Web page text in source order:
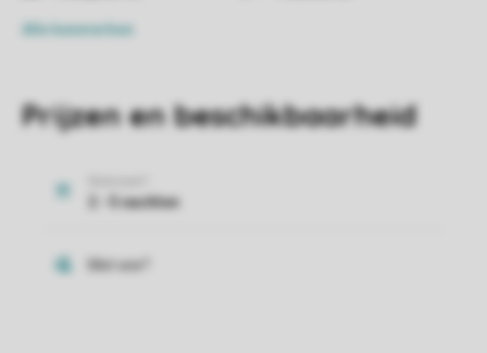
Alle kenmerken
Prijzen en beschikbaarheid